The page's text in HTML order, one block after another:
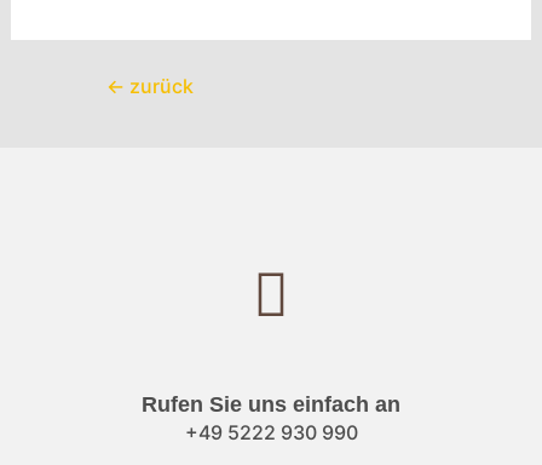
← zurück
Rufen Sie uns einfach an
+49 5222 930 990